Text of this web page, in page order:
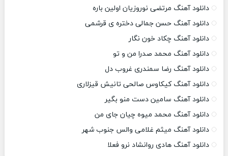
دانلود آهنگ مرتضی نوروزیان اولین باره
دانلود آهنگ حسن جمالی دختره ی قرشمی
دانلود آهنگ چکاد خون نگار
دانلود آهنگ محمد صدرا من و تو
دانلود آهنگ رضا سمندری غروب دل
دانلود آهنگ کیکاوس صالحی تانیش قیزلاری
دانلود آهنگ سامین دست منو بگیر
دانلود آهنگ محمد میوه چیان جای من
دانلود آهنگ میثم غلامی والس جنوب شهر
دانلود آهنگ هادی روانشاد نرو فعلا